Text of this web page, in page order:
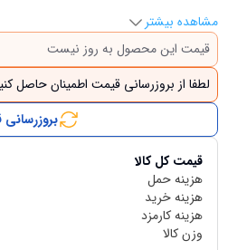
مشاهده بیشتر
قیمت این محصول به روز نیست
لطفا از بروزرسانی قیمت اطمینان حاصل
قیمت کل کالا
هزینه حمل
هزینه خرید
هزینه کارمزد
وزن کالا